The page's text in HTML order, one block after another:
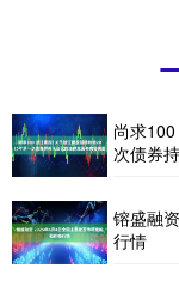
尚求
次债券
镕盛融
行情